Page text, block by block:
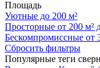
Площадь
Уютные до 200 м²
Просторные от 200 м²
Бескомпромиссные от
Сбросить фильтры
Популярные теги